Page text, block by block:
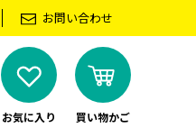
お問い合わせ
お気に入り 買い物かご